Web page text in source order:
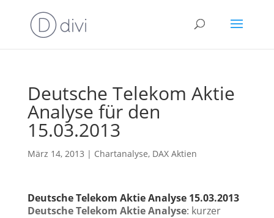
Deutsche Telekom Aktie
Analyse für den
15.03.2013
März 14, 2013 | Chartanalyse, DAX Aktien
Deutsche Telekom Aktie Analyse 15.03.2013
Deutsche Telekom Aktie Analyse: kurzer